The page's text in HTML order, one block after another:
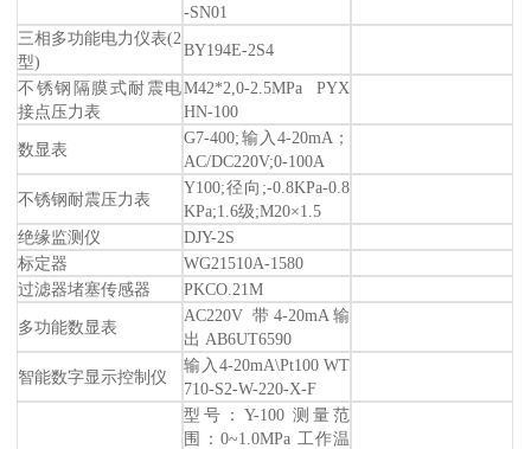
-SN01
三相多功能电力仪表(2
型)
BY194E-2S4
不锈钢隔膜式耐震电
接点压力表
M42*2,0-2.5MPa PYX
HN-100
数显表
G7-400;输入4-20mA；
AC/DC220V;0-100A
不锈钢耐震压力表
Y100;径向;-0.8KPa-0.8
KPa;1.6级;M20×1.5
绝缘监测仪
DJY-2S
标定器
WG21510A-1580
过滤器堵塞传感器
PKCO.21M
多功能数显表
AC220V 带4-20mA输
出 AB6UT6590
智能数字显示控制仪
输入4-20mA\Pt100 WT
710-S2-W-220-X-F
型号：Y-100 测量范
围：0~1.0MPa 工作温